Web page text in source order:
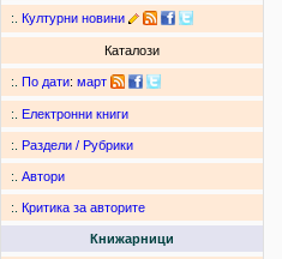
:. Културни новини
Каталози
:. По дати: март
:. Електронни книги
:. Раздели / Рубрики
:. Автори
:. Критика за авторите
Книжарници